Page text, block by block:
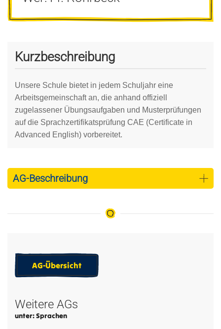
Kurzbeschreibung
Unsere Schule bietet in jedem Schuljahr eine
Arbeitsgemeinschaft an, die anhand offiziell
zugelassener Übungsaufgaben und Musterprüfungen
auf die Sprachzertifikatsprüfung CAE (Certificate in
Advanced English) vorbereitet.
AG-Beschreibung
AG-Übersicht
Weitere AGs
unter: Sprachen